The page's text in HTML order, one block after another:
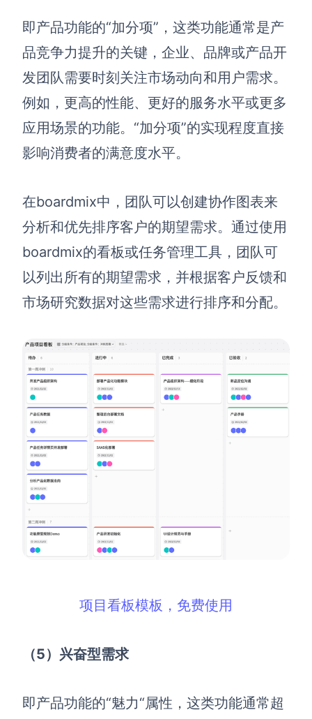
即产品功能的“加分项”，这类功能通常是产
品竞争力提升的关键，企业、品牌或产品开
发团队需要时刻关注市场动向和用户需求。
例如，更高的性能、更好的服务水平或更多
应用场景的功能。“加分项”的实现程度直接
影响消费者的满意度水平。
在boardmix中，团队可以创建协作图表来
分析和优先排序客户的期望需求。通过使用
boardmix的看板或任务管理工具，团队可
以列出所有的期望需求，并根据客户反馈和
市场研究数据对这些需求进行排序和分配。
项目看板模板，免费使用
（5）兴奋型需求
即产品功能的“魅力“属性，这类功能通常超